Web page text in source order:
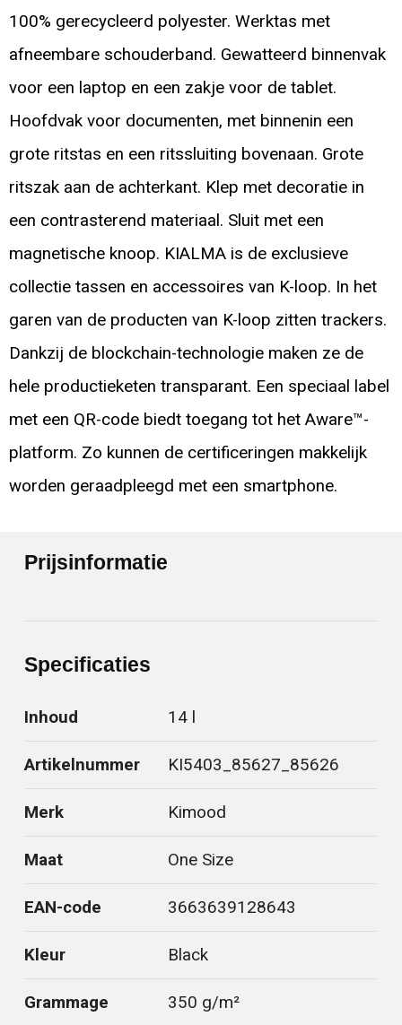
100% gerecycleerd polyester. Werktas met
afneembare schouderband. Gewatteerd binnenvak
voor een laptop en een zakje voor de tablet.
Hoofdvak voor documenten, met binnenin een
grote ritstas en een ritssluiting bovenaan. Grote
ritszak aan de achterkant. Klep met decoratie in
een contrasterend materiaal. Sluit met een
magnetische knoop. KIALMA is de exclusieve
collectie tassen en accessoires van K-loop. In het
garen van de producten van K-loop zitten trackers.
Dankzij de blockchain-technologie maken ze de
hele productieketen transparant. Een speciaal label
met een QR-code biedt toegang tot het Aware™-
platform. Zo kunnen de certificeringen makkelijk
worden geraadpleegd met een smartphone.
Prijsinformatie
Specificaties
Inhoud 14 l
Artikelnummer KI5403_85627_85626
Merk Kimood
Maat One Size
EAN-code 3663639128643
Kleur Black
Grammage 350 g/m²